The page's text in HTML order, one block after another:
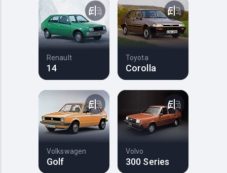
Renault
14
Toyota
Corolla
Volkswagen
Golf
Volvo
300 Series